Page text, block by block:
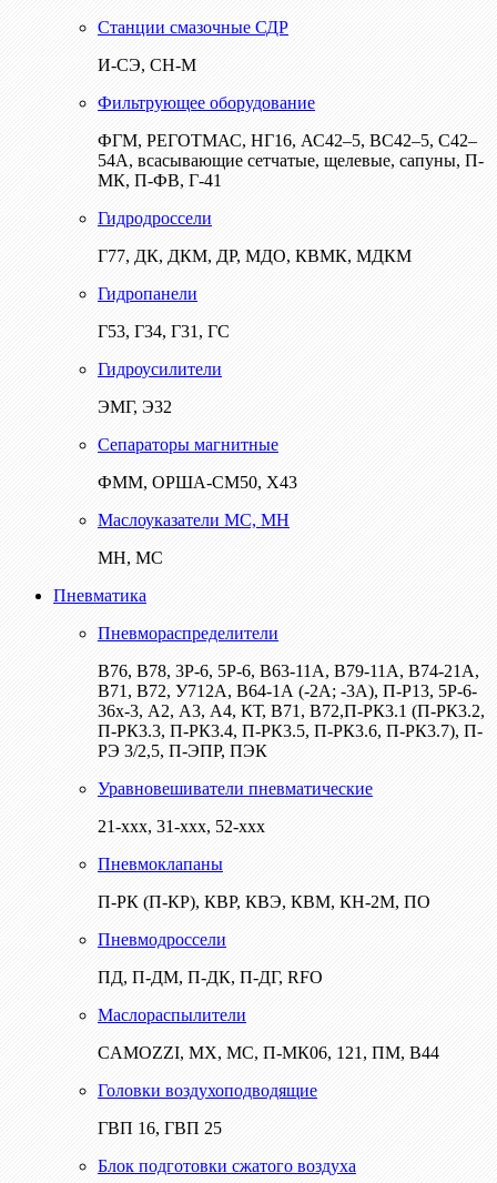
Станции смазочные СДР
И-СЭ, СН-М
Фильтрующее оборудование
ФГМ, РЕГОТМАС, НГ16, АС42–5, ВС42–5, С42–
54А, всасывающие сетчатые, щелевые, сапуны, П-
МК, П-ФВ, Г-41
Гидродроссели
Г77, ДК, ДКМ, ДР, МДО, КВМК, МДКМ
Гидропанели
Г53, Г34, Г31, ГС
Гидроусилители
ЭМГ, Э32
Сепараторы магнитные
ФММ, ОРША-СМ50, Х43
Маслоуказатели МС, МН
МН, МС
Пневматика
Пневмораспределители
В76, В78, 3Р-6, 5Р-6, В63-11А, В79-11А, В74-21А,
В71, В72, У712А, В64-1А (-2А; -3А), П-Р13, 5Р-6-
36х-3, А2, А3, А4, КТ, В71, В72,П-РК3.1 (П-РК3.2,
П-РК3.3, П-РК3.4, П-РК3.5, П-РК3.6, П-РК3.7), П-
РЭ 3/2,5, П-ЭПР, ПЭК
Уравновешиватели пневматические
21-ххх, 31-ххх, 52-ххх
Пневмоклапаны
П-РК (П-КР), КВР, КВЭ, КВМ, КН-2М, ПО
Пневмодроссели
ПД, П-ДМ, П-ДК, П-ДГ, RFO
Маслораспылители
CAMOZZI, МХ, МС, П-МК06, 121, ПМ, В44
Головки воздухоподводящие
ГВП 16, ГВП 25
Блок подготовки сжатого воздуха